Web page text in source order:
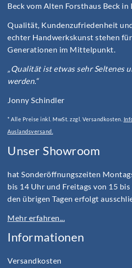
Beck vom Alten Forsthaus Beck in
Qualität, Kundenzufriedenheit
echter Handwerkskunst stehen
Generationen im Mittelpunkt.
„Qualität ist etwas sehr Seltenes
werden.“
Jonny Schindler
* Alle Preise inkl. MwSt. zzgl. Versandkosten.
Auslandsversand.
Unser Showroom
hat Sonderöffnungszeiten
bis 14 Uhr und Freitags von 15
den übrigen Tagen erfolgt
Mehr erfahren...
Informationen
Versandkosten